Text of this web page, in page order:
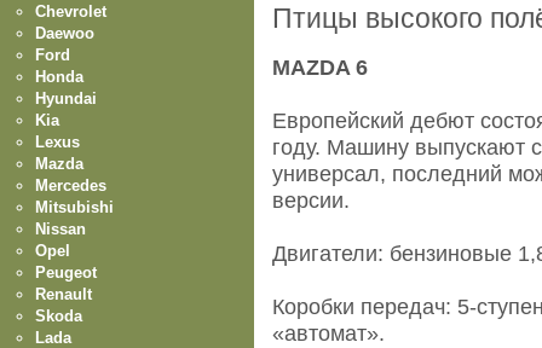
Птицы высокого
MAZDA 6
Европейский дебют
году. Машину выпускают
универсал, последний
версии.
Двигатели: бензиновые
Коробки передач: 5-
«автомат».
Chevrolet
Daewoo
Ford
Honda
Hyundai
Kia
Lexus
Mazda
Mercedes
Mitsubishi
Nissan
Opel
Peugeot
Renault
Skoda
Lada